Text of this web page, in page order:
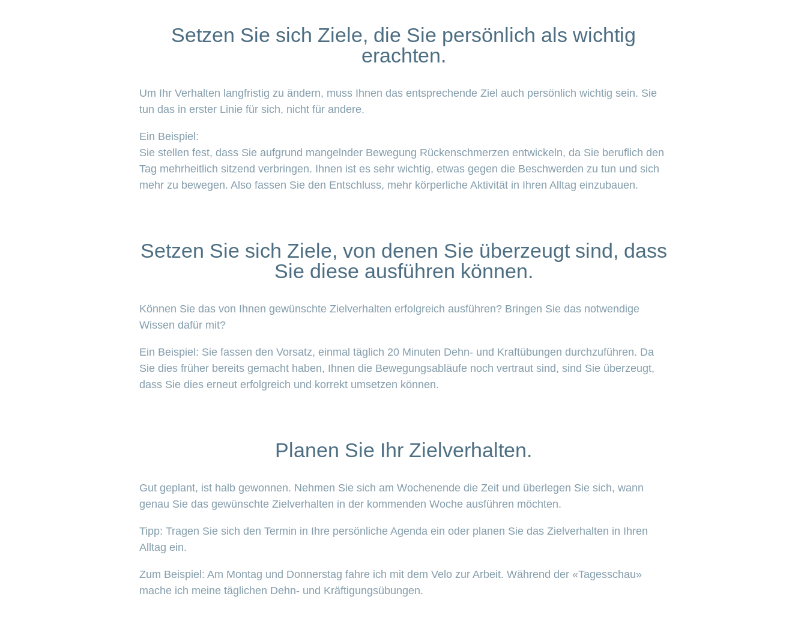
Setzen Sie sich Ziele, die Sie persönlich als wichtig
erachten.
Um Ihr Verhalten langfristig zu ändern, muss Ihnen das entsprechende Ziel auch persönlich wichtig sein. Sie
tun das in erster Linie für sich, nicht für andere.
Ein Beispiel:
Sie stellen fest, dass Sie aufgrund mangelnder Bewegung Rückenschmerzen entwickeln, da Sie beruflich den
Tag mehrheitlich sitzend verbringen. Ihnen ist es sehr wichtig, etwas gegen die Beschwerden zu tun und sich
mehr zu bewegen. Also fassen Sie den Entschluss, mehr körperliche Aktivität in Ihren Alltag einzubauen.
Setzen Sie sich Ziele, von denen Sie überzeugt sind, dass
Sie diese ausführen können.
Können Sie das von Ihnen gewünschte Zielverhalten erfolgreich ausführen? Bringen Sie das notwendige
Wissen dafür mit?
Ein Beispiel: Sie fassen den Vorsatz, einmal täglich 20 Minuten Dehn- und Kraftübungen durchzuführen. Da
Sie dies früher bereits gemacht haben, Ihnen die Bewegungsabläufe noch vertraut sind, sind Sie überzeugt,
dass Sie dies erneut erfolgreich und korrekt umsetzen können.
Planen Sie Ihr Zielverhalten.
Gut geplant, ist halb gewonnen. Nehmen Sie sich am Wochenende die Zeit und überlegen Sie sich, wann
genau Sie das gewünschte Zielverhalten in der kommenden Woche ausführen möchten.
Tipp: Tragen Sie sich den Termin in Ihre persönliche Agenda ein oder planen Sie das Zielverhalten in Ihren
Alltag ein.
Zum Beispiel: Am Montag und Donnerstag fahre ich mit dem Velo zur Arbeit. Während der «Tagesschau»
mache ich meine täglichen Dehn- und Kräftigungsübungen.